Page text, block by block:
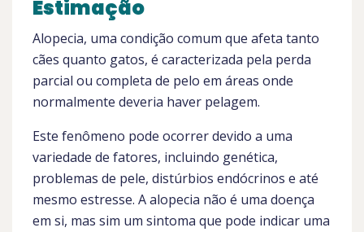
Estimação
Alopecia, uma condição comum que afeta tanto
cães quanto gatos, é caracterizada pela perda
parcial ou completa de pelo em áreas onde
normalmente deveria haver pelagem.
Este fenômeno pode ocorrer devido a uma
variedade de fatores, incluindo genética,
problemas de pele, distúrbios endócrinos e até
mesmo estresse. A alopecia não é uma doença
em si, mas sim um sintoma que pode indicar uma